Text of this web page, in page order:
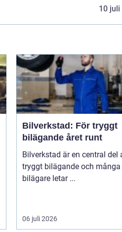
10 juli
Bilverkstad: För tryggt
bilägande året runt
Bilverkstad är en central del
tryggt bilägande och många
bilägare letar ...
06 juli 2026